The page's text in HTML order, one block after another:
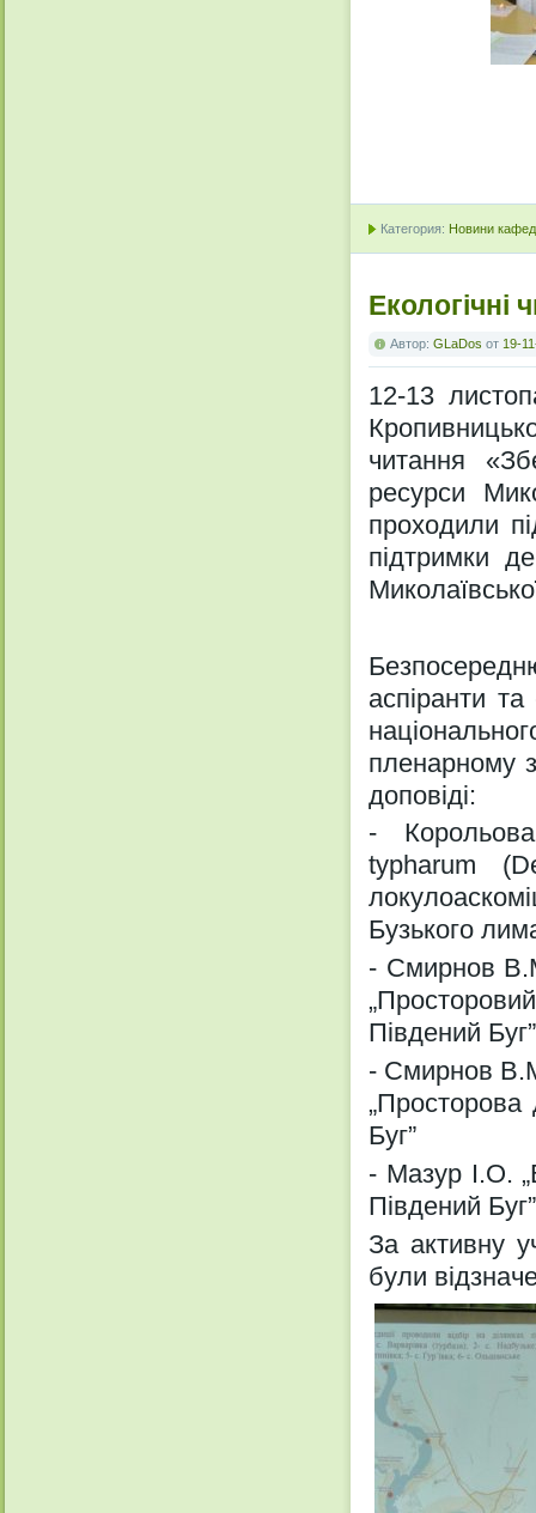
Категория: Новини
Екологічні
Автор: GLaDos от 19-
12-13
читання
ресурси
проходили
підтримки
аспіранти
пленарному
доповіді:
-
typharum
Бузького
- Смирнов
Південий Буг”
- Смирнов
„Просторова
Буг”
- Мазур І.О.
Південий Буг”
За активну
були